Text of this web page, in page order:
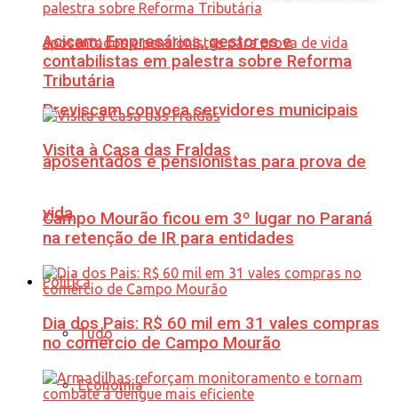
Previscam convoca servidores municipais
aposentados e pensionistas para prova de
vida
Política
Tudo
Economia
Acicam: Empresários, gestores e
contabilistas em palestra sobre Reforma
Tributária
Visita à Casa das Fraldas
Campo Mourão ficou em 3º lugar no Paraná
na retenção de IR para entidades
Dia dos Pais: R$ 60 mil em 31 vales compras
no comércio de Campo Mourão